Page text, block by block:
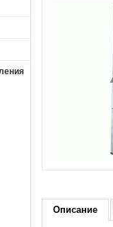
Описание